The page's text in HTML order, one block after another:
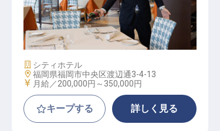
料飲スタッフ（経験者募集／残業月
10h／年休108日）
施設業態
シティホテル
勤務地
福岡県福岡市中央区渡辺通3-4-13
給与
月給／200,000円～ 350,000円
キープする 詳しく見る